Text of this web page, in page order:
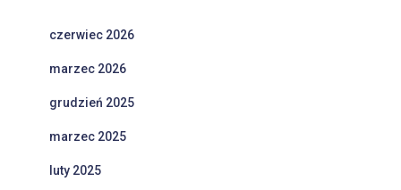
czerwiec 2026
marzec 2026
grudzień 2025
marzec 2025
luty 2025